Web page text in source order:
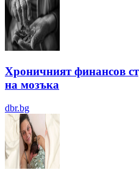
Хроничният финансов
на мозъка
dbr.bg